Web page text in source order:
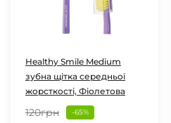
Healthy Smile Medium
зубна щітка середньої
жорсткості, Фіолетова
120грн -65%